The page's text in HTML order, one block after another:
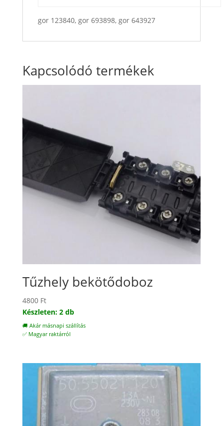
gor 123840, gor 693898, gor 643927
Kapcsolódó termékek
Tűzhely bekötődoboz
4800 Ft
Készleten: 2 db
🚚 Akár másnapi szállítás
✅ Magyar raktárról